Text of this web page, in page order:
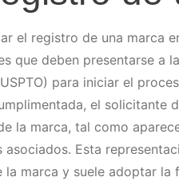
el registro de una marca
que deben presentarse a
para iniciar el
el solicitante
la marca, tal como
asociados. Esta
la marca y suele adoptar